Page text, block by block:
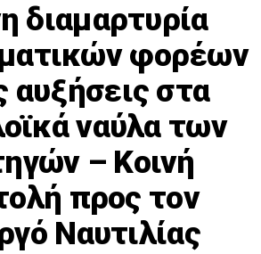
διαμαρτυρία
φορέων
αυξήσεις στα
ναύλα των
– Κοινή
προς τον
Ναυτιλίας